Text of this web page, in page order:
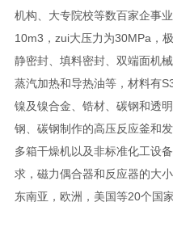
机构、大专院校等数百家企事
10m3，zui大压力为30MPa，
静密封、填料密封、双端面机
蒸汽加热和导热油等，材料有
镍及镍合金、锆材、碳钢和透
钢、碳钢制作的高压反应釜和
多箱干燥机以及非标准化工设
求，磁力偶合器和反应器的大
东南亚，欧洲，美国等20个国家